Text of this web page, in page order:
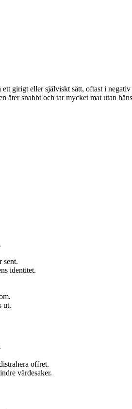
girigt eller själviskt sätt, oftast i
äter snabbt och tar mycket mat utan
sent.
identitet.
ut.
offret.
värdesaker.